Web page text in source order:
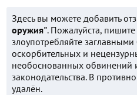
Здесь вы можете добавить
оружия". Пожалуйста,
злоупотребляйте заглавными
оскорбительных и
необоснованных обвинений
законодательства. В
удалён.